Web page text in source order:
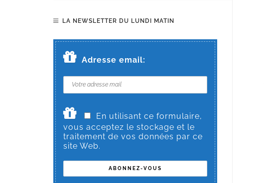
LA NEWSLETTER DU LUNDI MATIN
Adresse email:
En utilisant ce formulaire,
vous acceptez le stockage et le
traitement de vos données par ce
site Web.